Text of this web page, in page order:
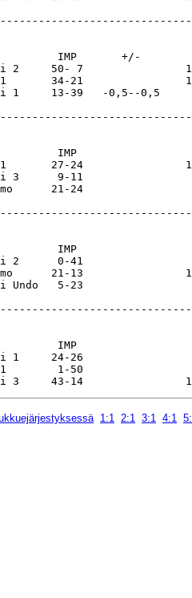
IMP       +/-
2     50- 7
34-21
1     13-39   -0,5--0,5
IMP
27-24
3      9-11
21-24
IMP
2      0-41
21-13
Undo   5-23
IMP
1     24-26
1-50
1:1 2:1 3:1 4:1